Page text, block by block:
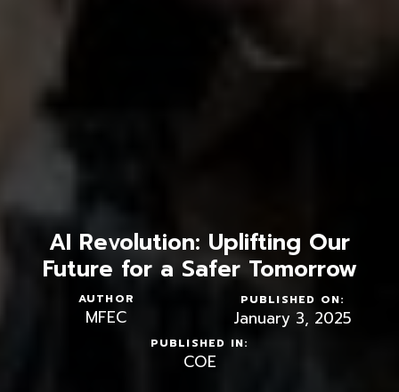
AI Revolution: Uplifting Our
Future for a Safer Tomorrow
AUTHOR
MFEC
PUBLISHED ON:
January 3, 2025
PUBLISHED IN:
COE